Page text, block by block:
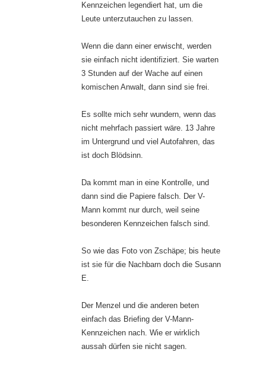
Kennzeichen legendiert hat, um die
Leute unterzutauchen zu lassen.
Wenn die dann einer erwischt, werden
sie einfach nicht identifiziert. Sie warten
3 Stunden auf der Wache auf einen
komischen Anwalt, dann sind sie frei.
Es sollte mich sehr wundern, wenn das
nicht mehrfach passiert wäre. 13 Jahre
im Untergrund und viel Autofahren, das
ist doch Blödsinn.
Da kommt man in eine Kontrolle, und
dann sind die Papiere falsch. Der V-
Mann kommt nur durch, weil seine
besonderen Kennzeichen falsch sind.
So wie das Foto von Zschäpe; bis heute
ist sie für die Nachbarn doch die Susann
E.
Der Menzel und die anderen beten
einfach das Briefing der V-Mann-
Kennzeichen nach. Wie er wirklich
aussah dürfen sie nicht sagen.